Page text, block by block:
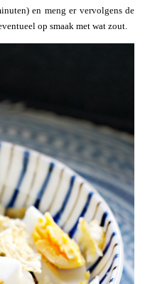
en meng er vervolgens de
op smaak met wat zout.